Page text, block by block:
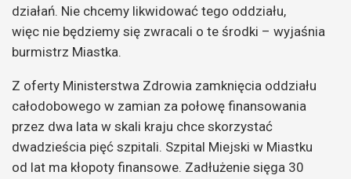
działań. Nie chcemy likwidować tego oddziału,
więc nie będziemy się zwracali o te środki – wyjaśnia
burmistrz Miastka.
Z oferty Ministerstwa Zdrowia zamknięcia oddziału
całodobowego w zamian za połowę finansowania
przez dwa lata w skali kraju chce skorzystać
dwadzieścia pięć szpitali. Szpital Miejski w Miastku
od lat ma kłopoty finansowe. Zadłużenie sięga 30